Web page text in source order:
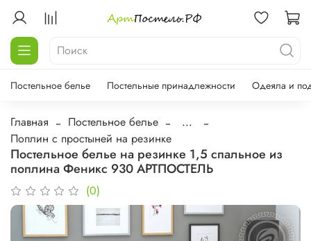
Постельное белье Постельные принадлежности Одеяла и
Главная Постельное белье
...
Поплин с простыней на резинке
Постельное белье на резинке 1,5 спальное из
поплина Феникс 930 АРТПОСТЕЛЬ
(0)